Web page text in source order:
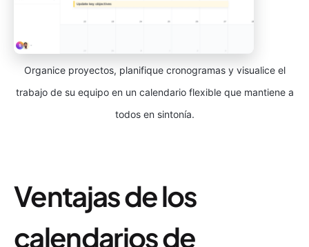
Organice proyectos, planifique cronogramas y visualice el
trabajo de su equipo en un calendario flexible que mantiene a
todos en sintonía.
Ventajas de los
calendarios de